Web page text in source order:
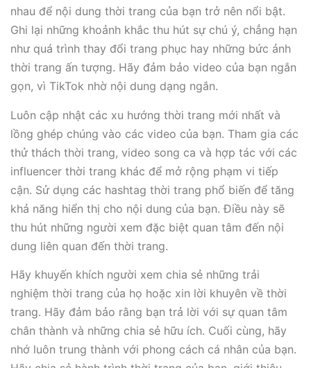
nhau để nội dung thời trang của bạn trở nên nổi bật.
Ghi lại những khoảnh khắc thu hút sự chú ý, chẳng hạn
như quá trình thay đổi trang phục hay những bức ảnh
thời trang ấn tượng. Hãy đảm bảo video của bạn ngắn
gọn, vì TikTok nhờ nội dung dạng ngắn.
Luôn cập nhật các xu hướng thời trang mới nhất và
lồng ghép chúng vào các video của bạn. Tham gia các
thử thách thời trang, video song ca và hợp tác với các
influencer thời trang khác để mở rộng phạm vi tiếp
cận. Sử dụng các hashtag thời trang phổ biến để tăng
khả năng hiển thị cho nội dung của bạn. Điều này sẽ
thu hút những người xem đặc biệt quan tâm đến nội
dung liên quan đến thời trang.
Hãy khuyến khích người xem chia sẻ những trải
nghiệm thời trang của họ hoặc xin lời khuyên về thời
trang. Hãy đảm bảo rằng bạn trả lời với sự quan tâm
chân thành và những chia sẻ hữu ích. Cuối cùng, hãy
nhớ luôn trung thành với phong cách cá nhân của bạn.